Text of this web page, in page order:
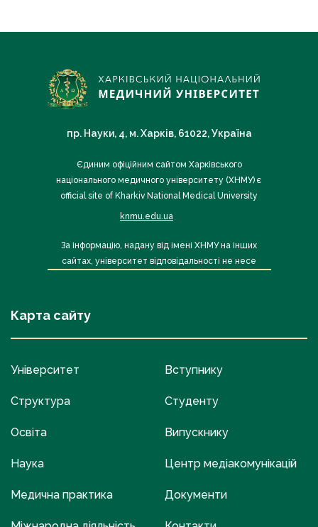
пр. Науки, 4, м. Харків, 61022, Україна
Єдиним офіційним сайтом Харківського
національного медичного університету (ХНМУ) є
official site of Kharkiv National Medical University
knmu.edu.ua
За інформацію, надану від імені ХНМУ на інших
сайтах, університет відповідальності не несе
Карта сайту
Університет
Структура
Освіта
Наука
Медична практика
Вступнику
Студенту
Випускнику
Центр медіакомунікацій
Документи